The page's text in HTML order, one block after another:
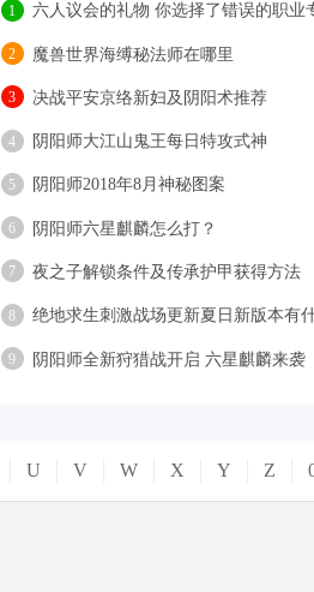
1
2 魔兽世界海缚秘法师在哪里
3 决战平安京络新妇及阴阳术推荐
4 阴阳师大江山鬼王每日特攻式神
5 阴阳师2018年8月神秘图案
6 阴阳师六星麒麟怎么打？
7 夜之子解锁条件及传承护甲获得方法
8
9 阴阳师全新狩猎战开启 六星麒麟来袭
U V W X Y Z